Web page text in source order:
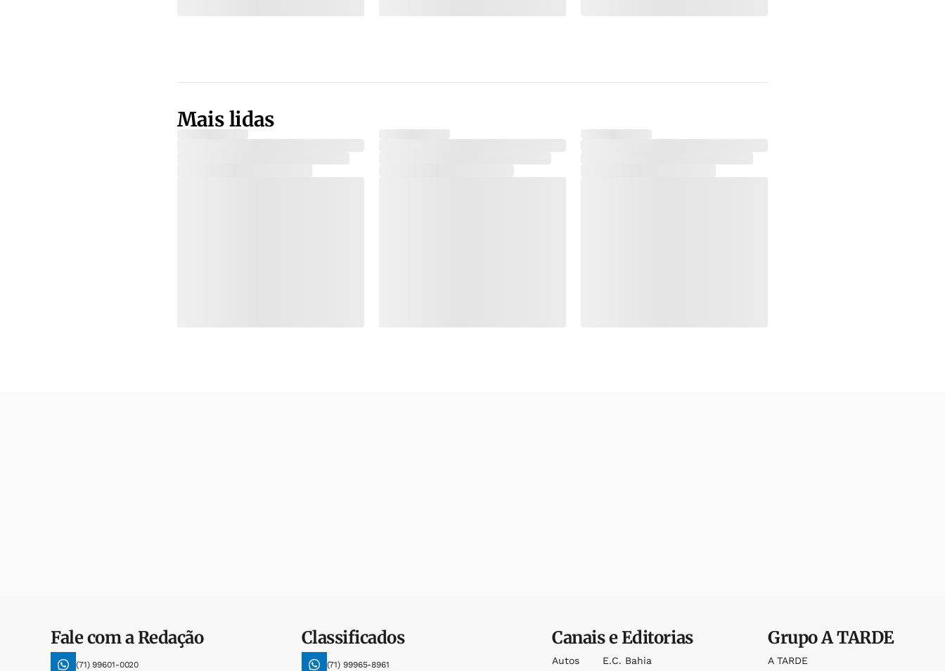
Mais lidas
Fale com a Redação
(71) 99601-0020
Classificados
(71) 99965-8961
Canais e Editorias
Autos E.c. Bahia
GrupoA TARDE
A TARDE